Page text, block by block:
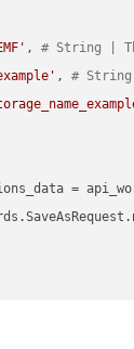
, # String |
, # String
=